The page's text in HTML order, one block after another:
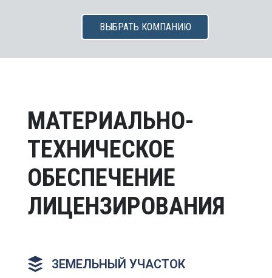
ВЫБРАТЬ КОМПАНИЮ
МАТЕРИАЛЬНО-
ТЕХНИЧЕСКОЕ
ОБЕСПЕЧЕНИЕ
ЛИЦЕНЗИРОВАНИЯ
ЗЕМЕЛЬНЫЙ УЧАСТОК